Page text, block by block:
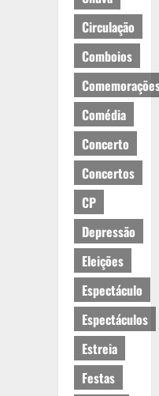
Circulação
Comboios
Comédia
Concerto
Concertos
CP
Depressão
Eleições
Espectáculo
Espectáculos
Estreia
Festas